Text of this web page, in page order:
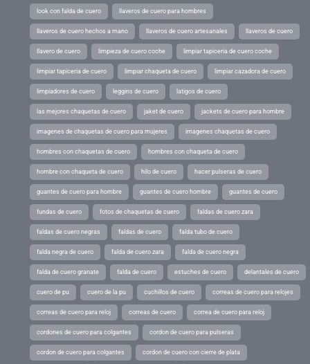
look con falda de cuero llaveros de cuero para hombres
llaveros de cuero hechos a mano llaveros de cuero artesanales llaveros de cuero
llavero de cuero limpieza de cuero coche limpiar tapiceria de cuero coche
limpiar tapiceria de cuero limpiar chaqueta de cuero limpiar cazadora de cuero
limpiadores de cuero leggins de cuero latigos de cuero
las mejores chaquetas de cuero jaket de cuero jackets de cuero para hombre
imagenes de chaquetas de cuero para mujeres imagenes chaquetas de cuero
hombres con chaquetas de cuero hombres con chaqueta de cuero
hombre con chaqueta de cuero hilo de cuero hacer pulseras de cuero
guantes de cuero para hombre guantes de cuero hombre guantes de cuero
fundas de cuero fotos de chaquetas de cuero faldas de cuero zara
faldas de cuero negras faldas de cuero falda tubo de cuero
falda negra de cuero falda de cuero zara falda de cuero negra
falda de cuero granate falda de cuero estuches de cuero delantales de cuero
cuero de pu cuero de la pu cuchillos de cuero correas de cuero para relojes
correas de cuero para reloj correas de cuero correa de cuero para reloj
cordones de cuero para colgantes cordon de cuero para pulseras
cordon de cuero para colgantes cordon de cuero con cierre de plata